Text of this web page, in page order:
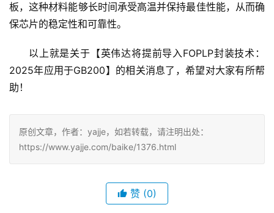
板，这种材料能够长时间承受高温并保持最佳性能，从而确
保芯片的稳定性和可靠性。
以上就是关于【英伟达将提前导入FOPLP封装技术：
2025年应用于GB200】的相关消息了，希望对大家有所帮
助！
原创文章，作者：yajje，如若转载，请注明出处：
https://www.yajje.com/baike/1376.html
赞 (0)